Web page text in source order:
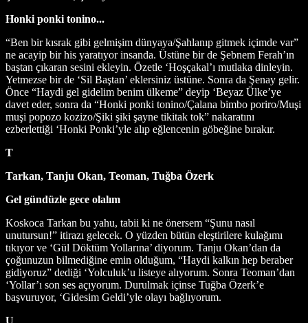
Honki ponki tonino...
“Ben bir kısrak gibi gelmişim dünyaya/Şahlanıp gitmek içimde var”
ne acayip bir his yaratıyor insanda. Üstüne bir de Şebnem Ferah’ın
baştan çıkaran sesini ekleyin. Özetle ‘Hoşçakal’ı mutlaka dinleyin.
Yetmezse bir de ‘Sil Baştan’ eklersiniz üstüne. Sonra da Şenay gelir.
Önce “Haydi gel gidelim benim ülkeme” deyip ‘Beyaz Ülke’ye
davet eder, sonra da “Honki ponki tonino/Çalana bimbo poriro/Muşi
muşi popozo kozizo/Şiki şiki şayne tikitak tok” nakaratını
ezberlettiği ‘Honki Ponki’yle alıp eğlencenin göbeğine bırakır.
T
Tarkan, Tanju Okan, Teoman, Tuğba Özerk
Gel gündüzle gece olalım
Koskoca Tarkan bu yahu, tabii ki ne önersem “Şunu nasıl
unutursun!” itirazı gelecek. O yüzden bütün eleştirilere kulağımı
tıkıyor ve ‘Gül Döktüm Yollarına’ diyorum. Tanju Okan’dan da
çoğunuzun bilmediğine emin olduğum, “Haydi kalkın hep beraber
gidiyoruz” dediği ‘Yolculuk’u listeye alıyorum. Sonra Teoman’dan
‘Yollar’ı son ses açıyorum. Durulmak içinse Tuğba Özerk’e
başvuruyor, ‘Gidesim Geldi’yle olayı bağlıyorum.
U